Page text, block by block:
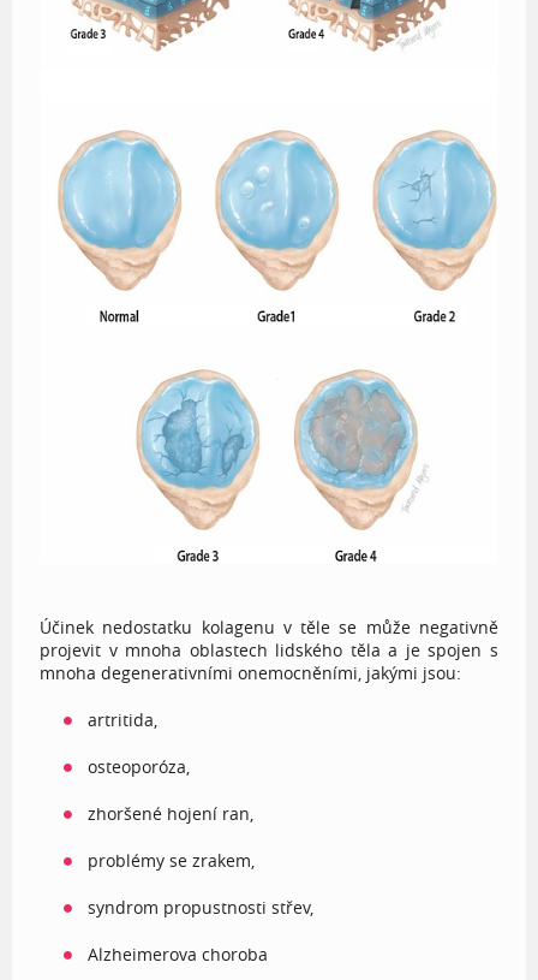
Účinek nedostatku kolagenu v těle se může negativně
projevit v mnoha oblastech lidského těla a je spojen s
mnoha degenerativními onemocněními, jakými jsou:
artritida,
osteoporóza,
zhoršené hojení ran,
problémy se zrakem,
syndrom propustnosti střev,
Alzheimerova choroba